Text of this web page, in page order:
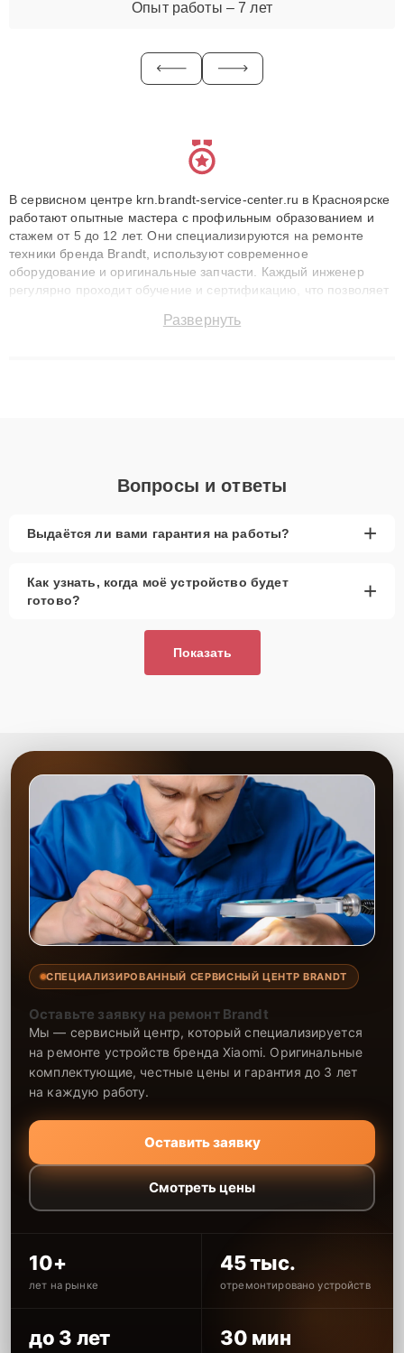
Опыт работы – 7 лет
В сервисном центре krn.brandt-service-center.ru в Красноярске
работают опытные мастера с профильным образованием и
стажем от 5 до 12 лет. Они специализируются на ремонте
техники бренда Brandt, используют современное
оборудование и оригинальные запчасти. Каждый инженер
регулярно проходит обучение и сертификацию, что позволяет
технику с сохранением гарантии до 3 лет. Наши мастера
Развернуть
Вопросы и ответы
Выдаётся ли вами гарантия на работы? +
Как узнать, когда моё устройство будет
готово?
+
Показать
СПЕЦИАЛИЗИРОВАННЫЙ СЕРВИСНЫЙ ЦЕНТР BRANDT
Оставьте заявку на ремонт Brandt
Мы — сервисный центр, который специализируется
на ремонте устройств бренда Xiaomi. Оригинальные
комплектующие, честные цены и гарантия до 3 лет
на каждую работу.
Оставить заявку
Смотреть цены
10+
лет на рынке
45 тыс.
отремонтировано устройств
до 3 лет 30 мин